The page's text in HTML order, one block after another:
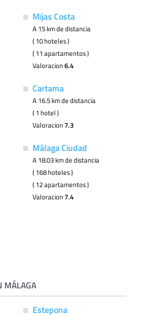
Mijas Costa
A 15 km de distancia
( 10 hoteles )
( 11 apartamentos )
Valoracion6.4
Cartama
A 16.5 km de distancia
( 1 hotel )
Valoracion7.3
Málaga Ciudad
A 18.03 km de distancia
( 168 hoteles )
( 12 apartamentos )
Valoracion7.4
MÁLAGA
Estepona